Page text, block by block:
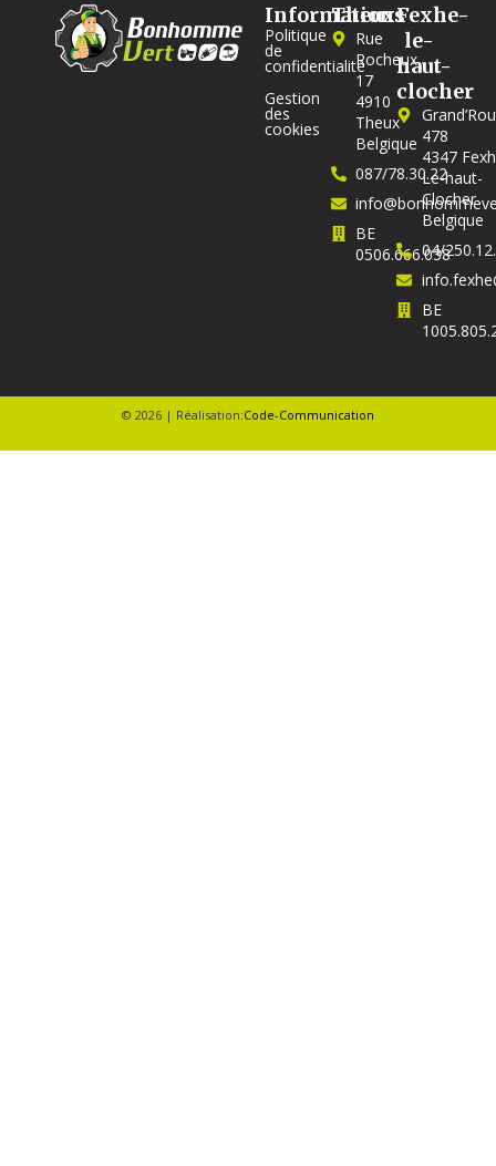
Informations
Politique
de
confidentialité
Gestion
des
cookies
Theux
Rue
Rocheux,
17
4910
Theux
Belgique
087/78.30.22
BE
0506.666.038
Fexhe-
le-
haut-
clocher
478
4347
Le-haut-
Clocher
Belgique
04/
BE
© 2026 | Réalisation:Code-Communication